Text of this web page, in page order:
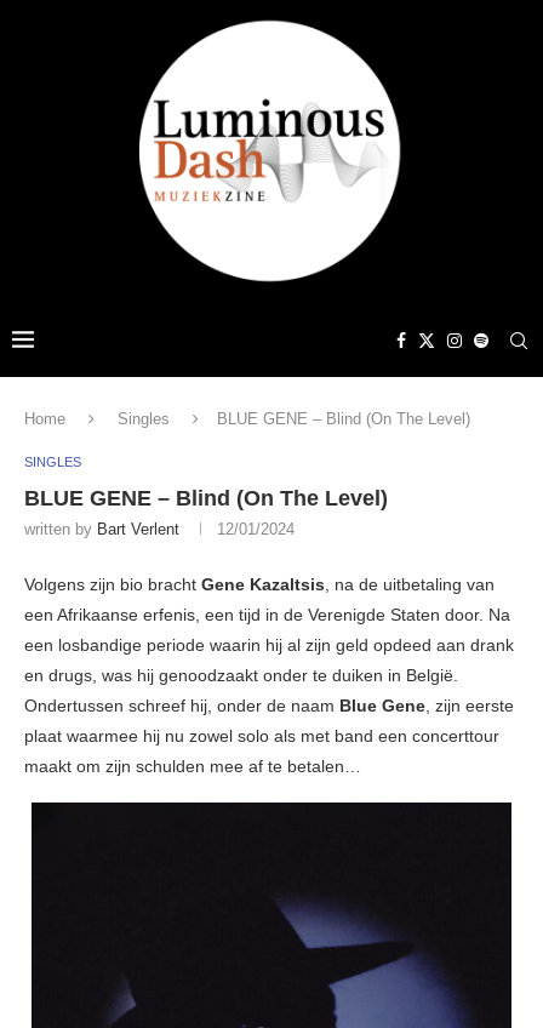
Home Singles BLUE GENE – Blind (On The Level)
SINGLES
BLUE GENE – Blind (On The Level)
written by Bart Verlent 12/01/2024
Volgens zijn bio bracht Gene Kazaltsis, na de uitbetaling van
een Afrikaanse erfenis, een tijd in de Verenigde Staten door. Na
een losbandige periode waarin hij al zijn geld opdeed aan drank
en drugs, was hij genoodzaakt onder te duiken in België.
Ondertussen schreef hij, onder de naam Blue Gene, zijn eerste
plaat waarmee hij nu zowel solo als met band een concerttour
maakt om zijn schulden mee af te betalen…